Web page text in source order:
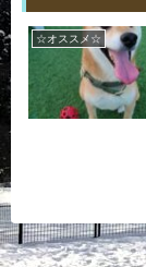
☆オススメ☆